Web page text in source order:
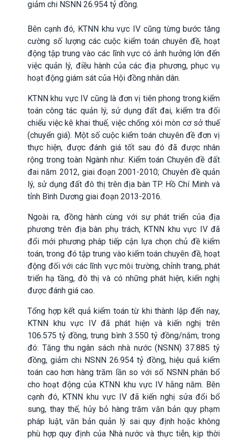
giảm chi NSNN 26.954 tỷ đồng.
Bên cạnh đó, KTNN khu vực IV cũng từng bước tăng
cường số lượng các cuộc kiểm toán chuyên đề, hoạt
động tập trung vào các lĩnh vực có ảnh hưởng lớn đến
việc quản lý, điều hành của các địa phương, phục vụ
hoạt động giám sát của Hội đồng nhân dân.
KTNN khu vực IV cũng là đơn vị tiên phong trong kiểm
toán công tác quản lý, sử dụng đất đai, kiểm tra đối
chiếu việc kê khai thuế, việc chống xói mòn cơ sở thuế
(chuyển giá). Một số cuộc kiểm toán chuyên đề đơn vị
thực hiện, được đánh giá tốt sau đó đã được nhân
rộng trong toàn Ngành như: Kiểm toán Chuyên đề đất
đai năm 2012, giai đoạn 2001-2010; Chuyên đề quản
lý, sử dụng đất đô thị trên địa bàn TP. Hồ Chí Minh và
tỉnh Bình Dương giai đoạn 2013-2016.
Ngoài ra, đồng hành cùng với sự phát triển của địa
phương trên địa bàn phụ trách, KTNN khu vực IV đã
đổi mới phương pháp tiếp cận lựa chọn chủ đề kiểm
toán, trong đó tập trung vào kiểm toán chuyên đề, hoạt
động đối với các lĩnh vực môi trường, chỉnh trang, phát
triển hạ tầng, đô thị và có những phát hiện, kiến nghị
được đánh giá cao.
Tổng hợp kết quả kiểm toán từ khi thành lập đến nay,
KTNN khu vực IV đã phát hiện và kiến nghị trên
106.575 tỷ đồng, trung bình 3.550 tỷ đồng/năm; trong
đó: Tăng thu ngân sách nhà nước (NSNN) 37.885 tỷ
đồng, giảm chi NSNN 26.954 tỷ đồng, hiệu quả kiểm
toán cao hơn hàng trăm lần so với số NSNN phân bổ
cho hoạt động của KTNN khu vực IV hằng năm. Bên
cạnh đó, KTNN khu vực IV đã kiến nghị sửa đổi bổ
sung, thay thế, hủy bỏ hàng trăm văn bản quy phạm
pháp luật, văn bản quản lý sai quy định hoặc không
phù hợp quy định của Nhà nước và thực tiễn, kịp thời